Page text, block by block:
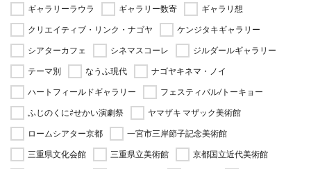
ギャラリーラウラ
ギャラリー数寄
ギャラリ想
クリエイティブ・リンク・ナゴヤ
ケンジタキギャラリー
シアターカフェ
シネマスコーレ
ジルダールギャラリー
テーマ別
なうふ現代
ナゴヤキネマ・ノイ
ハートフィールドギャラリー
フェスティバル/トーキョー
ふじのくに⇄せかい演劇祭
ヤマザキ マザック美術館
ロームシアター京都
一宮市三岸節子記念美術館
三重県文化会館
三重県立美術館
京都国立近代美術館